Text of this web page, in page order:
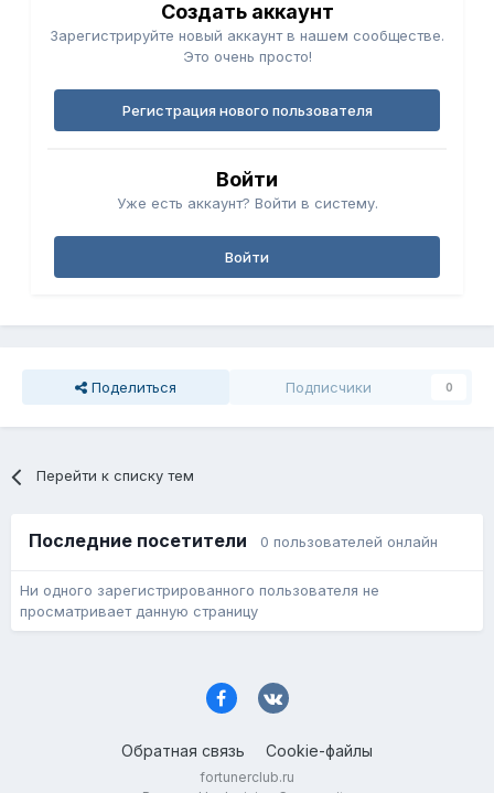
Создать аккаунт
Зарегистрируйте новый аккаунт в нашем сообществе.
Это очень просто!
Регистрация нового пользователя
Войти
Уже есть аккаунт? Войти в систему.
Войти
Поделиться Подписчики 0
Перейти к списку тем
Последние посетители 0 пользователей онлайн
Ни одного зарегистрированного пользователя не
просматривает данную страницу
Обратная связь Cookie-файлы
fortunerclub.ru